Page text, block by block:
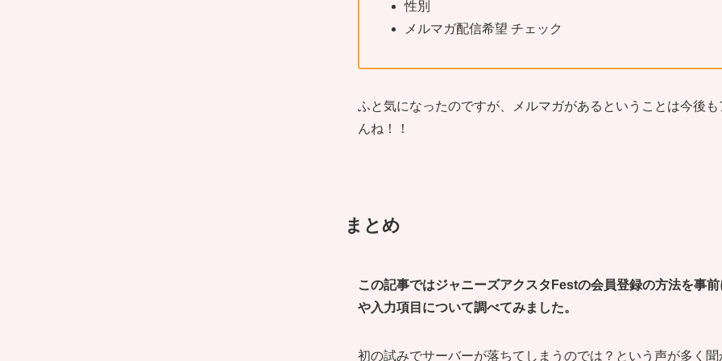
性別
メルマガ配信希望 チェック
ふと気になったのですが、メルマガがあるということは今後
んね！！
まとめ
この記事ではジャニーズアクスタFestの会員登録の方法を事
や入力項目について調べてみました。
初の試みでサーバーが落ちてしまうのでは？という声が多く